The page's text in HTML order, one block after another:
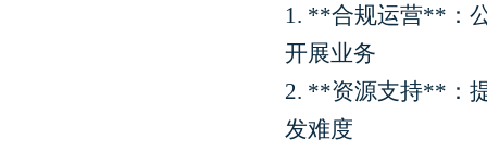
1. **合规运营**：
开展业务
2. **资源支持**：
发难度